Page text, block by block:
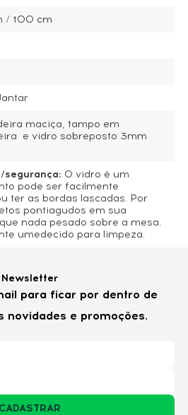
/ 100 cm
maciça, tampo em
e vidro sobreposto 3mm
O vidro é um
pode ser facilmente
ter as bordas lascadas. Por
pontiagudos em sua
nada pesado sobre a mesa.
umedecido para limpeza.
Newsletter
para ficar por dentro de
novidades e promoções.
CADASTRAR